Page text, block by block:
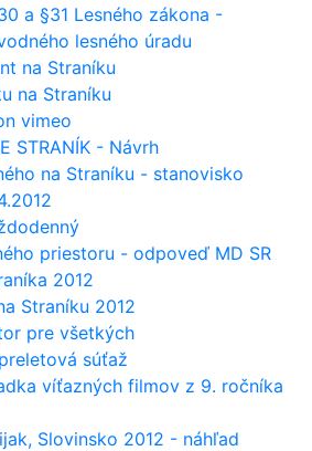
a §31 Lesného zákona -
lesného úradu
na Straníku
na Straníku
vimeo
STRANÍK - Návrh
na Straníku - stanovisko
priestoru - odpoveď MD SR
2012
Straníku 2012
pre všetkých
súťaž
víťazných filmov z 9. ročníka
Slovinsko 2012 - náhľad